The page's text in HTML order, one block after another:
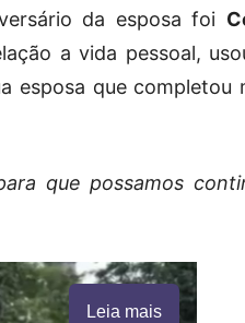
da esposa foi
a vida pessoal,
esposa que completou
que possamos
Leia mais